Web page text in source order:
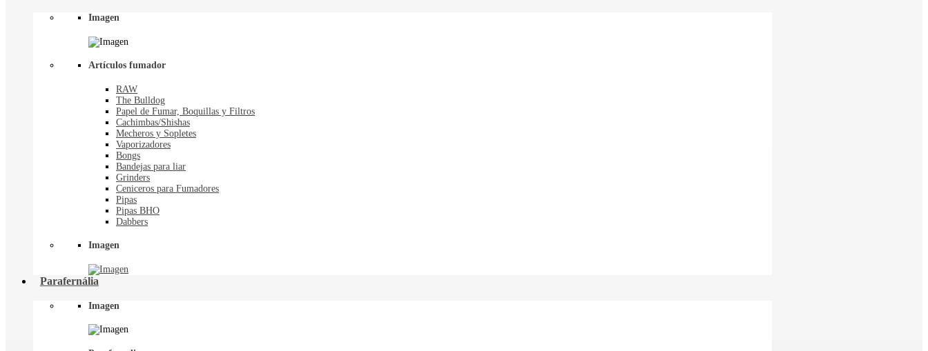
Imagen
Artículos fumador
RAW
The Bulldog
Papel de Fumar, Boquillas y Filtros
Cachimbas/Shishas
Mecheros y Sopletes
Vaporizadores
Bongs
Bandejas para liar
Grinders
Ceniceros para Fumadores
Pipas
Pipas BHO
Dabbers
Imagen
Parafernália
Imagen